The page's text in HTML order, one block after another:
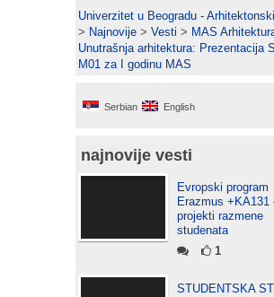
Univerzitet u Beogradu -
> Najnovije > Vesti > MAS
Unutrašnja arhitektura: Prezentacija
M01 za I godinu MAS
Serbian English
najnovije vesti
Evropski program
Erazmus +KA131
projekti razmene
studenata
1
STUDENTSKA